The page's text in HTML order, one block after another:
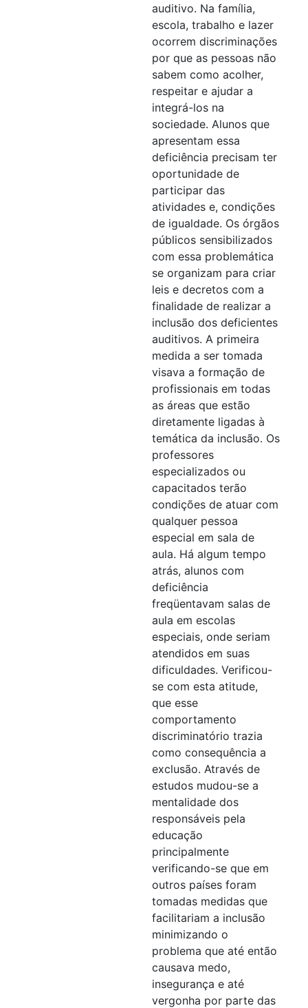
auditivo. Na família,
escola, trabalho e lazer
ocorrem discriminações
por que as pessoas não
sabem como acolher,
respeitar e ajudar a
integrá-los na
sociedade. Alunos que
apresentam essa
deficiência precisam ter
oportunidade de
participar das
atividades e, condições
de igualdade. Os órgãos
públicos sensibilizados
com essa problemática
se organizam para criar
leis e decretos com a
finalidade de realizar a
inclusão dos deficientes
auditivos. A primeira
medida a ser tomada
visava a formação de
profissionais em todas
as áreas que estão
diretamente ligadas à
temática da inclusão. Os
professores
especializados ou
capacitados terão
condições de atuar com
qualquer pessoa
especial em sala de
aula. Há algum tempo
atrás, alunos com
deficiência
freqüentavam salas de
aula em escolas
especiais, onde seriam
atendidos em suas
dificuldades. Verificou-
se com esta atitude,
que esse
comportamento
discriminatório trazia
como consequência a
exclusão. Através de
estudos mudou-se a
mentalidade dos
responsáveis pela
educação
principalmente
verificando-se que em
outros países foram
tomadas medidas que
facilitariam a inclusão
minimizando o
problema que até então
causava medo,
insegurança e até
vergonha por parte das